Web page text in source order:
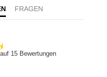
15 Bewertungen